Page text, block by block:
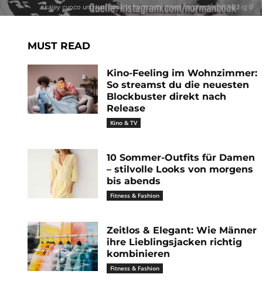
kaley cuoco und karl cook in hochzeits dress im pferdestall 963 lg 0
MUST READ
Kino-Feeling im Wohnzimmer:
So streamst du die neuesten
Blockbuster direkt nach
Release
Kino & TV
10 Sommer-Outfits für Damen
– stilvolle Looks von morgens
bis abends
Fitness & Fashion
Zeitlos & Elegant: Wie Männer
ihre Lieblingsjacken richtig
kombinieren
Fitness & Fashion